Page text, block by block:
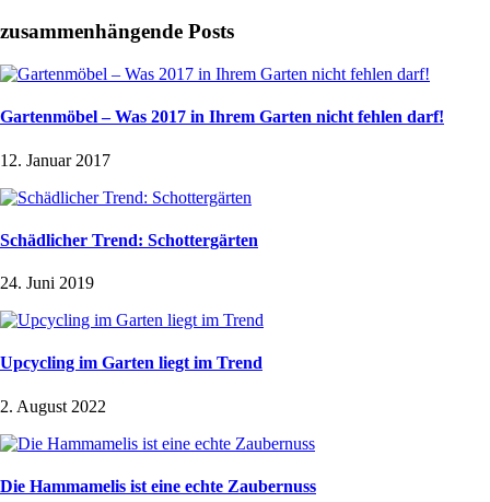
zusammenhängende Posts
Gartenmöbel – Was 2017 in Ihrem Garten nicht fehlen darf!
12. Januar 2017
Schädlicher Trend: Schottergärten
24. Juni 2019
Upcycling im Garten liegt im Trend
2. August 2022
Die Hammamelis ist eine echte Zaubernuss